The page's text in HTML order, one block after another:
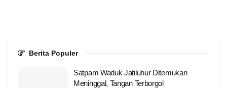
Berita Populer
Satpam Waduk Jatiluhur Ditemukan
Meninggal, Tangan Terborgol